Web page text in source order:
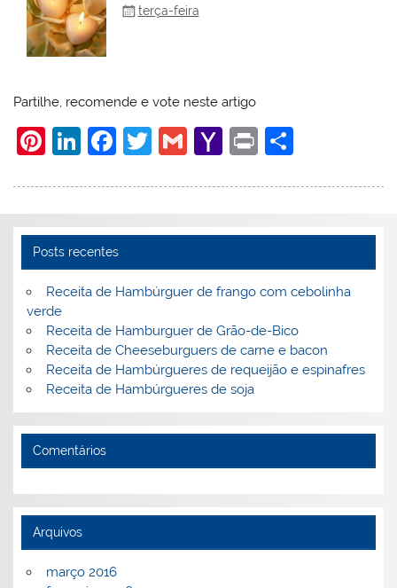
terça-feira
Partilhe, recomende e vote neste artigo
Pi
er
e
st
Li
k
dI
n
F
c
b
o
k
T
itt
G
ai
Y
h
M
l
Pr
t
ar
Posts recentes
Receita de Hambúrguer de frango com cebolinha
verde
Receita de Hamburguer de Grão-de-Bico
Receita de Cheeseburguers de carne e bacon
Receita de Hambúrgueres de requeijão e espinafres
Receita de Hambúrgueres de soja
Comentários
Arquivos
março 2016